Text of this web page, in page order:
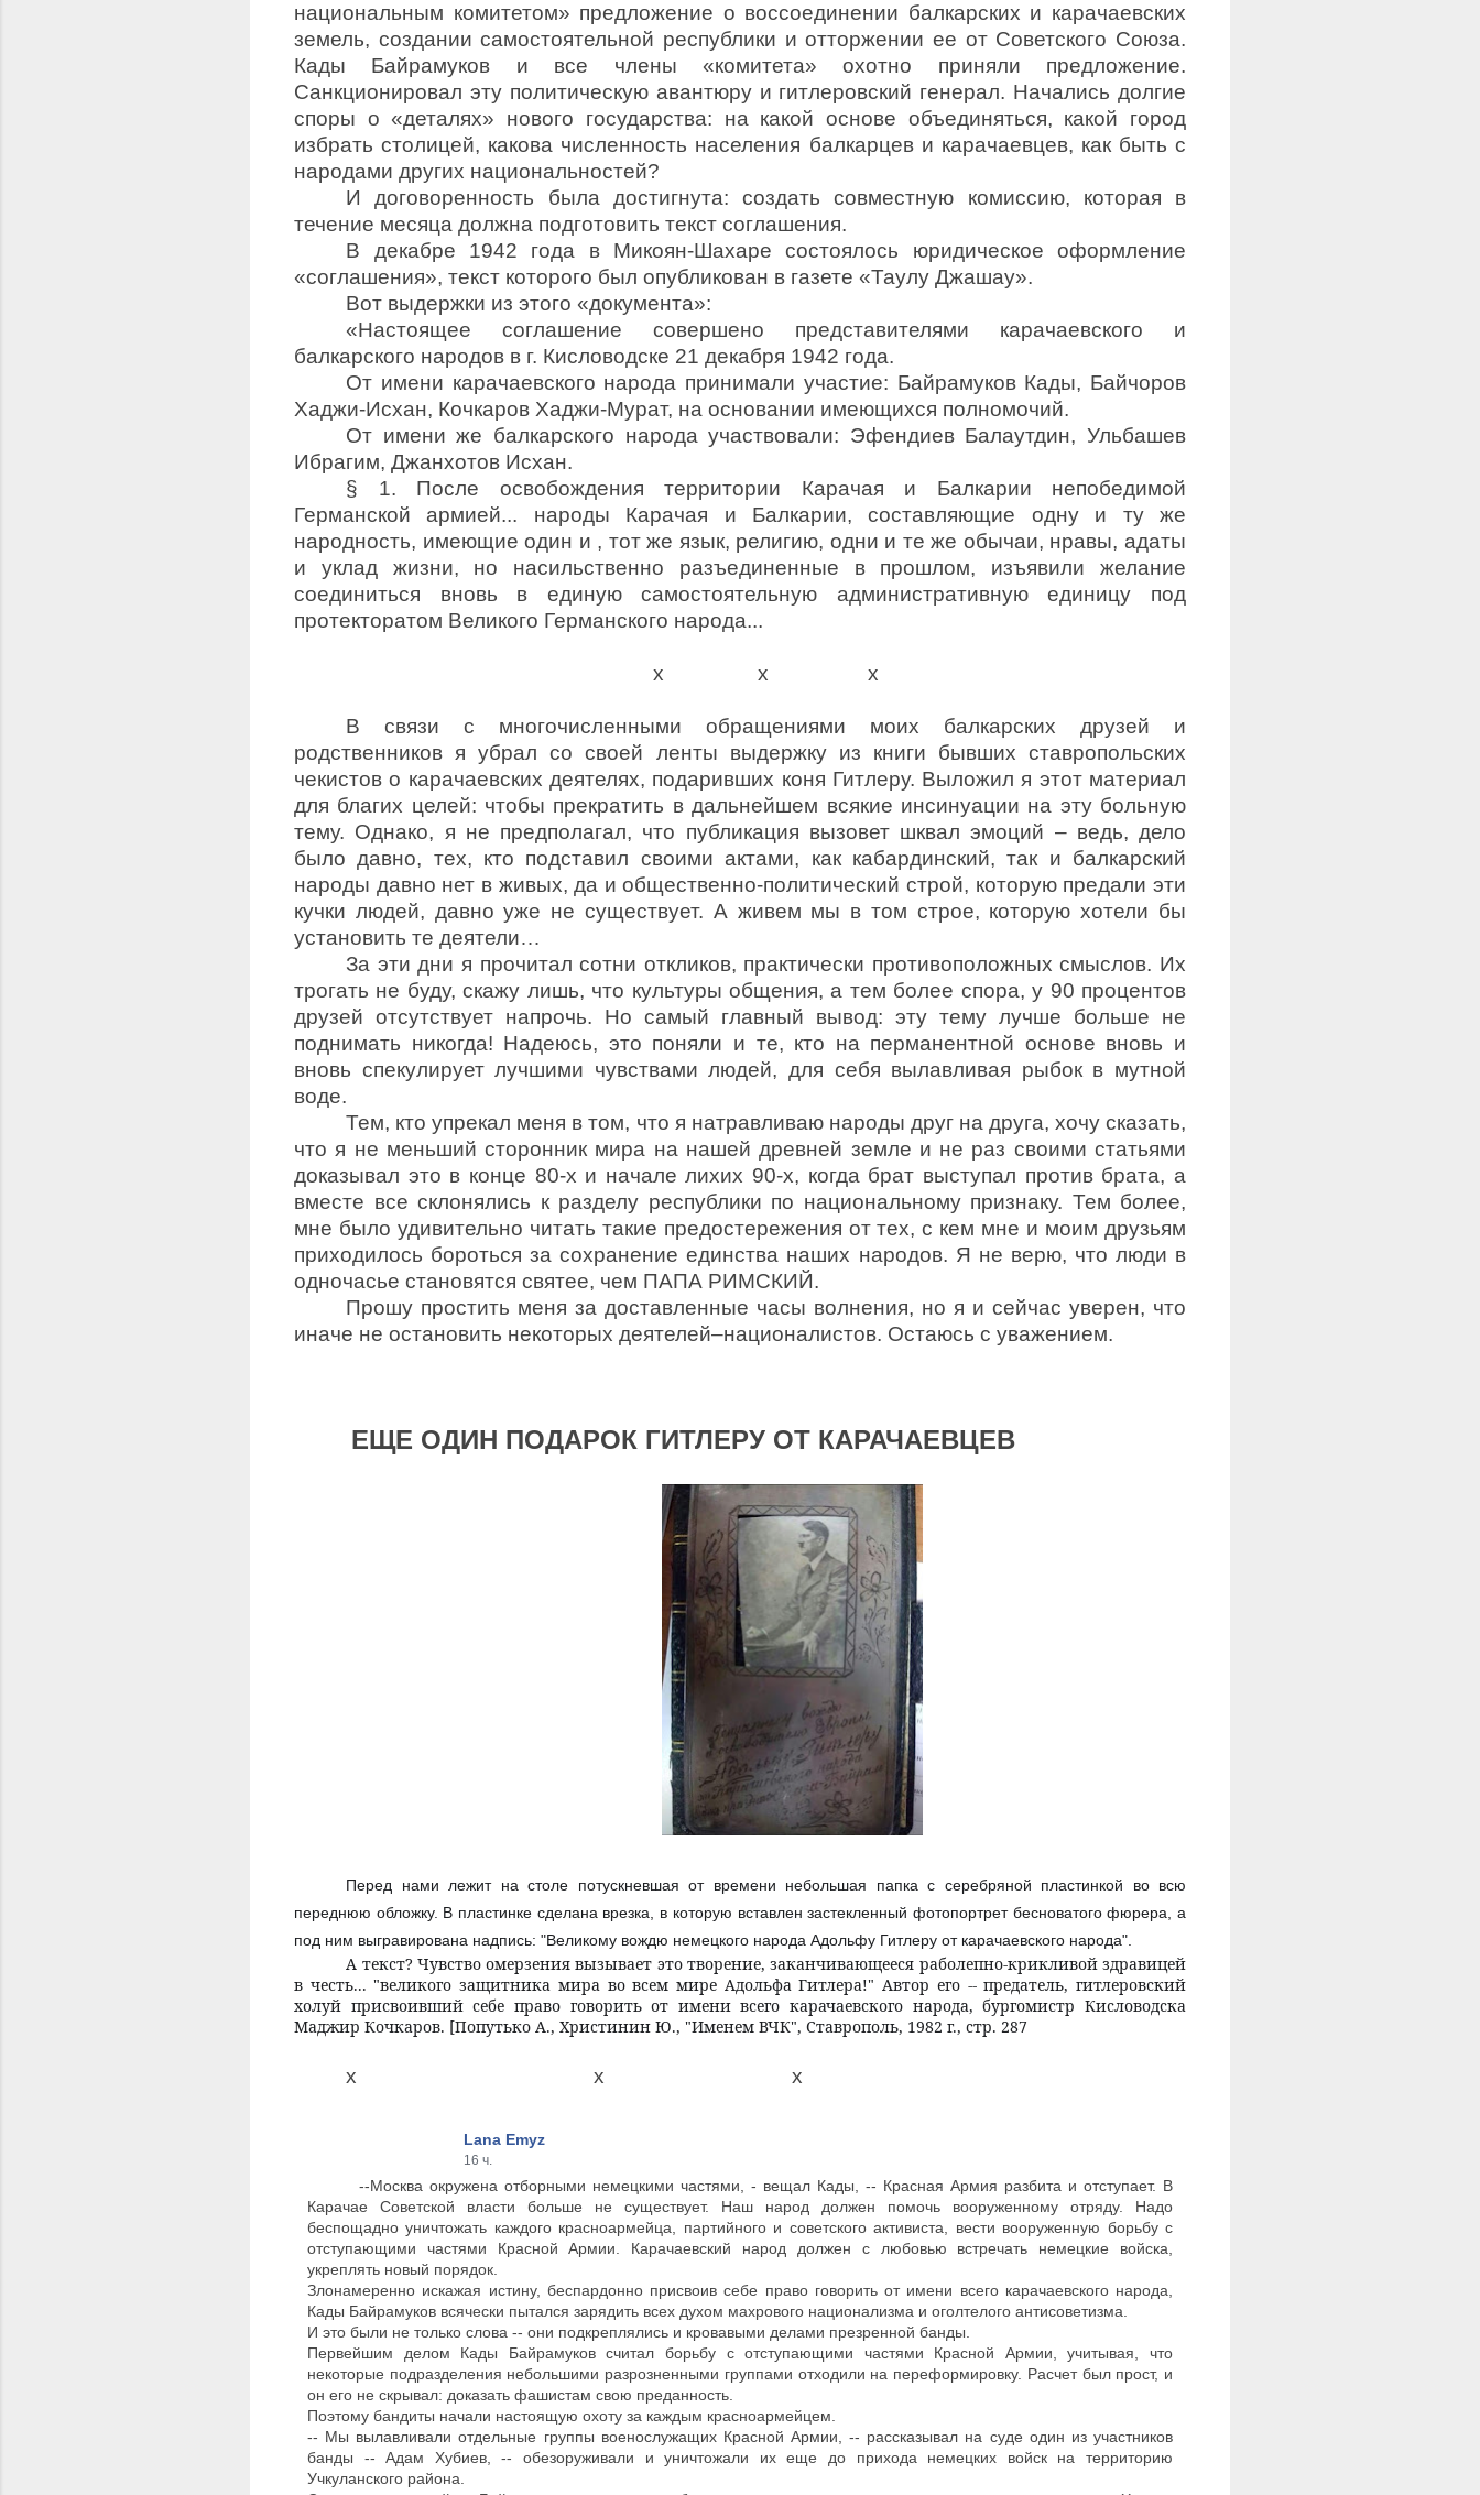
национальным комитетом» предложение о воссоединении балкарских и карачаев­ских
земель, создании самостоятельной республики и отторжении ее от Советского Союза.
Кады Байрамуков и все члены «комитета» охотно приняли предложение.
Санкционировал эту политическую авантюру и гитлеров­ский генерал. Начались долгие
споры о «деталях» нового государства: на какой основе объединяться, какой город
избрать столицей, какова численность населения балкарцев и карачаевцев, как быть с
народами других национальностей?
И договоренность была достигнута: создать совместную комиссию, которая в
течение месяца должна подготовить текст соглашения.
В декабре 1942 года в Микоян-Шахаре состоялось юридическое оформление
«соглашения», текст которого был опубликован в газете «Таулу Джашау».
Вот выдержки из этого «документа»:
«Настоящее соглашение совершено представителями карачаевского и
балкарского народов в г. Кисловодске 21 декабря 1942 года.
От имени карачаевского народа принимали участие: Байрамуков Кады, Байчоров
Хаджи-Исхан, Кочкаров Хаджи-Мурат, на основании имеющихся полномочий.
От имени же балкарского народа участвовали: Эфен­диев Балаутдин, Ульбашев
Ибрагим, Джанхотов Исхан.
§ 1. После освобождения территории Карачая и Бал­карии непобедимой
Германской армией... народы Кара­чая и Балкарии, составляющие одну и ту же
народность, имеющие один и , тот же язык, религию, одни и те же обычаи, нравы, адаты
и уклад жизни, но насильственно разъединенные в прошлом, изъявили желание
соединиться вновь в единую самостоятельную административную единицу под
протекторатом Великого Германского народа...
х х х
В связи с многочисленными обращениями моих балкарских друзей и
родственников я убрал со своей ленты выдержку из книги бывших ставропольских
чекистов о карачаевских деятелях, подаривших коня Гитлеру. Выложил я этот материал
для благих целей: чтобы прекратить в дальнейшем всякие инсинуации на эту больную
тему. Однако, я не предполагал, что публикация вызовет шквал эмоций – ведь, дело
было давно, тех, кто подставил своими актами, как кабардинский, так и балкарский
народы давно нет в живых, да и общественно-политический строй, которую предали эти
кучки людей, давно уже не существует. А живем мы в том строе, которую хотели бы
установить те деятели…
За эти дни я прочитал сотни откликов, практически противоположных смыслов. Их
трогать не буду, скажу лишь, что культуры общения, а тем более спора, у 90 процентов
друзей отсутствует напрочь. Но самый главный вывод: эту тему лучше больше не
поднимать никогда! Надеюсь, это поняли и те, кто на перманентной основе вновь и
вновь спекулирует лучшими чувствами людей, для себя вылавливая рыбок в мутной
воде.
Тем, кто упрекал меня в том, что я натравливаю народы друг на друга, хочу сказать,
что я не меньший сторонник мира на нашей древней земле и не раз своими статьями
доказывал это в конце 80-х и начале лихих 90-х, когда брат выступал против брата, а
вместе все склонялись к разделу республики по национальному признаку. Тем более,
мне было удивительно читать такие предостережения от тех, с кем мне и моим друзьям
приходилось бороться за сохранение единства наших народов. Я не верю, что люди в
одночасье становятся святее, чем ПАПА РИМСКИЙ.
Прошу простить меня за доставленные часы волнения, но я и сейчас уверен, что
иначе не остановить некоторых деятелей–националистов. Остаюсь с уважением.
ЕЩЕ ОДИН ПОДАРОК ГИТЛЕРУ ОТ КАРАЧАЕВЦЕВ
Перед нами лежит на столе потускневшая от времени небольшая папка с серебряной пластинкой во всю
переднюю обложку. В пластинке сделана врезка, в которую вставлен застекленный фотопортрет бесноватого фюрера, а
под ним выгравирована надпись: "Великому вождю немецкого народа Адольфу Гитлеру от карачаевского народа".
А текст? Чувство омерзения вызывает это творение, заканчивающееся раболепно-крикливой здравицей
в честь... "великого защитника мира во всем мире Адольфа Гитлера!" Автор его -- предатель, гитлеровский
холуй присвоивший себе право говорить от имени всего карачаевского народа, бургомистр Кисловодска
Маджир Кочкаров. [Попутько А., Христинин Ю., "Именем ВЧК", Ставрополь, 1982 г., стр. 287
х х х
Lana Emyz
16 ч.
--Москва окружена отборными немецкими частями, - вещал Кады, -- Красная Армия разбита и отступает. В
Карачае Советской власти больше не существует. Наш народ должен помочь вооруженному отряду. Надо
беспощадно уничтожать каждого красноармейца, партийного и советского активиста, вести вооруженную борьбу с
отступающими частями Красной Армии. Карачаевский народ должен с любовью встречать немецкие войска,
укреплять новый порядок.
Злонамеренно искажая истину, беспардонно присвоив себе право говорить от имени всего карачаевского народа,
Кады Байрамуков всячески пытался зарядить всех духом махрового национализма и оголтелого антисоветизма.
И это были не только слова -- они подкреплялись и кровавыми делами презренной банды.
Первейшим делом Кады Байрамуков считал борьбу с отступающими частями Красной Армии, учитывая, что
некоторые подразделения небольшими разрозненными группами отходили на переформировку. Расчет был прост, и
он его не скрывал: доказать фашистам свою преданность.
Поэтому бандиты начали настоящую охоту за каждым красноармейцем.
-- Мы вылавливали отдельные группы военослужащих Красной Армии, -- рассказывал на суде один из участников
банды -- Адам Хубиев, -- обезоруживали и уничтожали их еще до прихода немецких войск на территорию
Учкуланского района.